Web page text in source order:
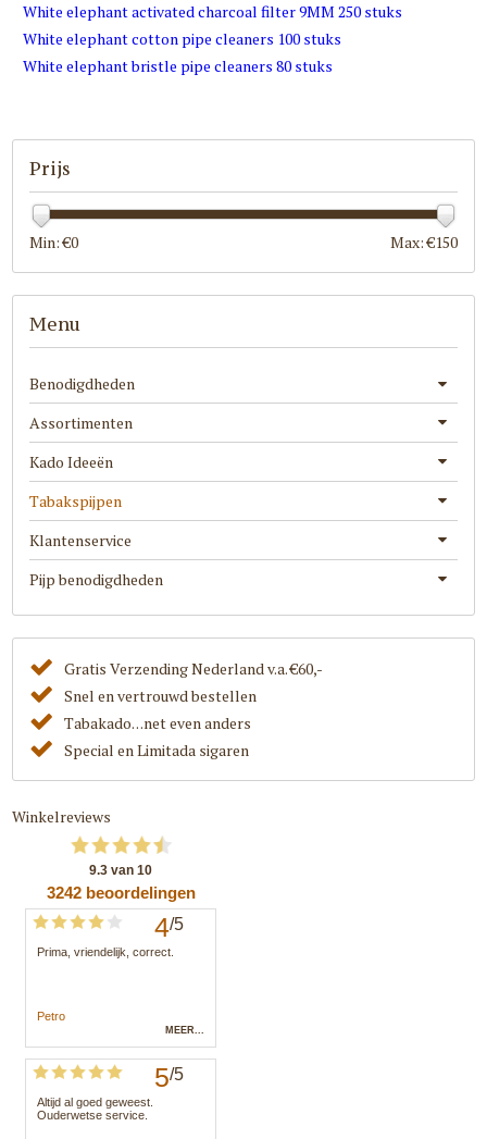
White elephant activated charcoal filter 9MM 250 stuks
White elephant cotton pipe cleaners 100 stuks
White elephant bristle pipe cleaners 80 stuks
Prijs
Min: €0 Max: €150
Menu
Benodigdheden
Assortimenten
Kado Ideeën
Tabakspijpen
Klantenservice
Pijp benodigdheden
Gratis Verzending Nederland v.a. €60,-
Snel en vertrouwd bestellen
Tabakado. . .net even anders
Special en Limitada sigaren
Winkelreviews